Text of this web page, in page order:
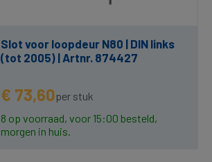
Slot voor loopdeur N80 | DIN links
(tot 2005) | Artnr. 874427
€ 73,60per stuk
8 op voorraad, voor 15:00 besteld,
morgen in huis.